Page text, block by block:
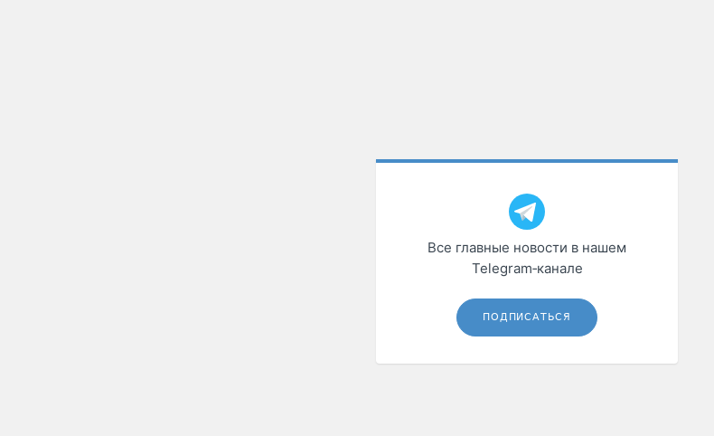
Все главные новости в нашем
Telegram‑канале
ПОДПИСАТЬСЯ